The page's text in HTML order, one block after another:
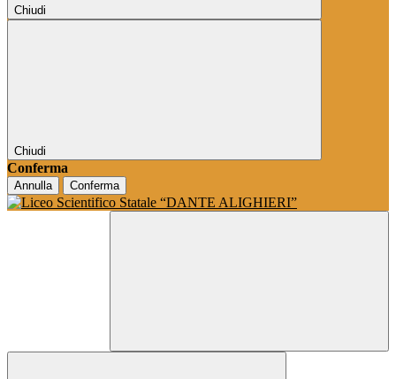
Chiudi
Chiudi
Conferma
Annulla Conferma